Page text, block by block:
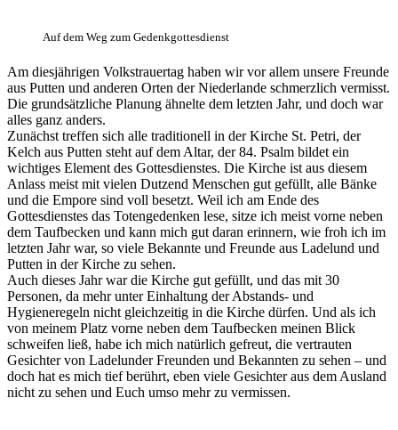
Auf dem Weg zum Gedenkgottesdienst
Am diesjährigen Volkstrauertag haben wir vor allem unsere Freunde
aus Putten und anderen Orten der Niederlande schmerzlich vermisst.
Die grundsätzliche Planung ähnelte dem letzten Jahr, und doch war
alles ganz anders.
Zunächst treffen sich alle traditionell in der Kirche St. Petri, der
Kelch aus Putten steht auf dem Altar, der 84. Psalm bildet ein
wichtiges Element des Gottesdienstes. Die Kirche ist aus diesem
Anlass meist mit vielen Dutzend Menschen gut gefüllt, alle Bänke
und die Empore sind voll besetzt. Weil ich am Ende des
Gottesdienstes das Totengedenken lese, sitze ich meist vorne neben
dem Taufbecken und kann mich gut daran erinnern, wie froh ich im
letzten Jahr war, so viele Bekannte und Freunde aus Ladelund und
Putten in der Kirche zu sehen.
Auch dieses Jahr war die Kirche gut gefüllt, und das mit 30
Personen, da mehr unter Einhaltung der Abstands- und
Hygieneregeln nicht gleichzeitig in die Kirche dürfen. Und als ich
von meinem Platz vorne neben dem Taufbecken meinen Blick
schweifen ließ, habe ich mich natürlich gefreut, die vertrauten
Gesichter von Ladelunder Freunden und Bekannten zu sehen – und
doch hat es mich tief berührt, eben viele Gesichter aus dem Ausland
nicht zu sehen und Euch umso mehr zu vermissen.